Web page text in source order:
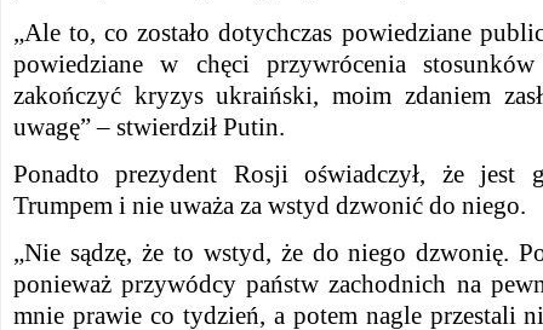
„Ale to, co zostało dotychczas powiedziane
powiedziane w chęci przywrócenia
zakończyć kryzys ukraiński, moim zdaniem
uwagę” – stwierdził Putin.
Ponadto prezydent Rosji oświadczył, że
Trumpem i nie uważa za wstyd dzwonić do niego.
„Nie sądzę, że to wstyd, że do niego dzwonię.
ponieważ przywódcy państw zachodnich na
mnie prawie co tydzień, a potem nagle przestali